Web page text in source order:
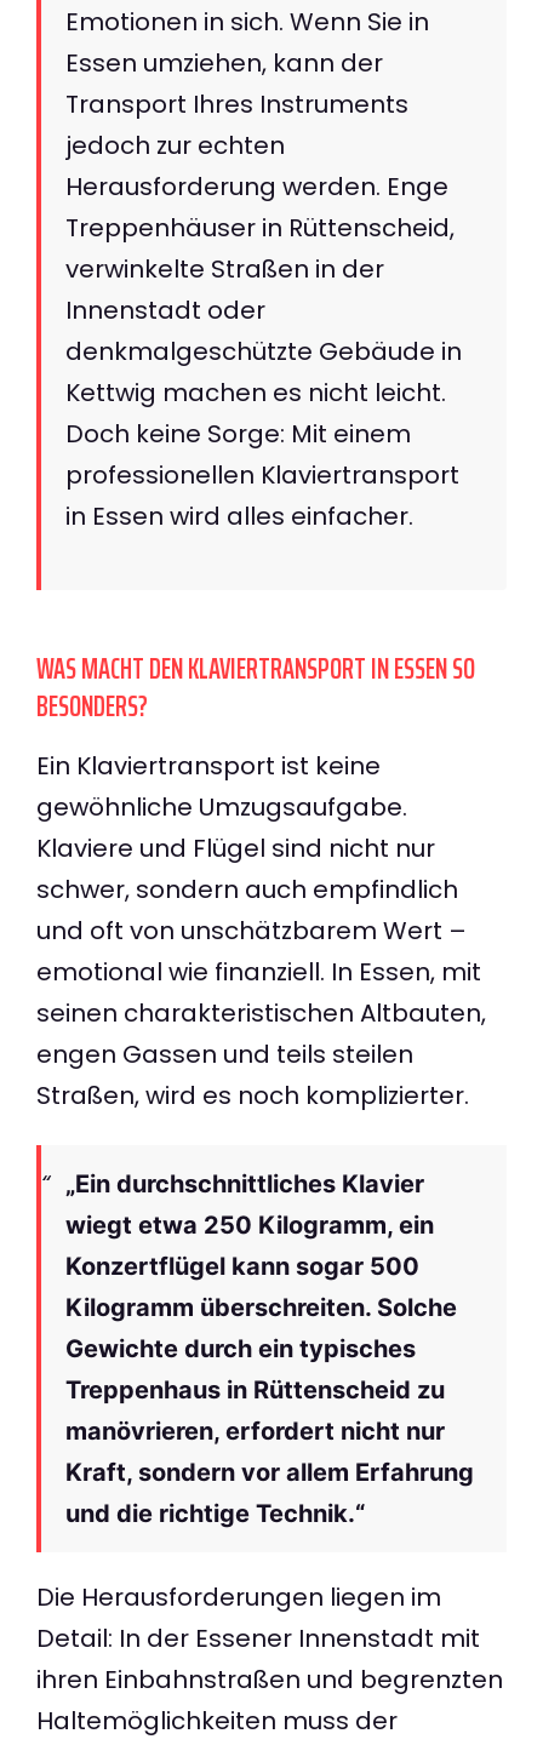
Emotionen in sich. Wenn Sie in
Essen umziehen, kann der
Transport Ihres Instruments
jedoch zur echten
Herausforderung werden. Enge
Treppenhäuser in Rüttenscheid,
verwinkelte Straßen in der
Innenstadt oder
denkmalgeschützte Gebäude in
Kettwig machen es nicht leicht.
Doch keine Sorge: Mit einem
professionellen Klaviertransport
in Essen wird alles einfacher.
WAS MACHT DEN KLAVIERTRANSPORT IN ESSEN SO
BESONDERS?
Ein Klaviertransport ist keine
gewöhnliche Umzugsaufgabe.
Klaviere und Flügel sind nicht nur
schwer, sondern auch empfindlich
und oft von unschätzbarem Wert –
emotional wie finanziell. In Essen, mit
seinen charakteristischen Altbauten,
engen Gassen und teils steilen
Straßen, wird es noch komplizierter.
„Ein durchschnittliches Klavier
wiegt etwa 250 Kilogramm, ein
Konzertflügel kann sogar 500
Kilogramm überschreiten. Solche
Gewichte durch ein typisches
Treppenhaus in Rüttenscheid zu
manövrieren, erfordert nicht nur
Kraft, sondern vor allem Erfahrung
und die richtige Technik.“
Die Herausforderungen liegen im
Detail: In der Essener Innenstadt mit
ihren Einbahnstraßen und begrenzten
Haltemöglichkeiten muss der